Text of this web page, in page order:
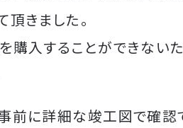
きました。
購入することができないた
前に詳細な竣工図で確認